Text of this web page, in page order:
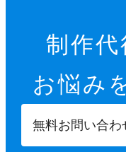
制作
お悩み
無料お問い合わ